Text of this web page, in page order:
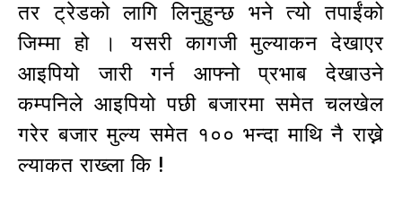
तर ट्रेडको लागि लिनुहुन्छ भने त्यो तपाईंको
जिम्मा हो । यसरी कागजी मुल्याकन देखाएर
आइपियो जारी गर्न आफ्नो प्रभाब देखाउने
कम्पनिले आइपियो पछी बजारमा समेत चलखेल
गरेर बजार मुल्य समेत १०० भन्दा माथि नै राख्ने
ल्याकत राख्ला कि !